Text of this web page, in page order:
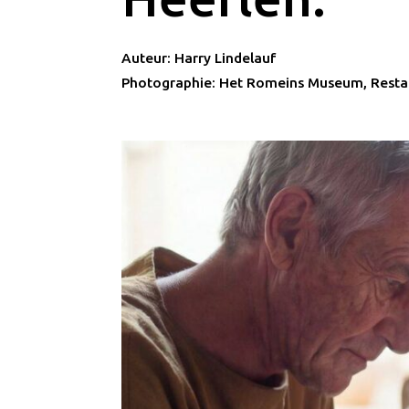
Auteur: Harry Lindelauf
Photographie: Het Romeins Museum,